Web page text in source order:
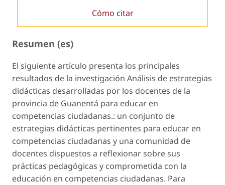
Cómo citar
Resumen (es)
El siguiente artículo presenta los principales
resultados de la investigación Análisis de estrategias
didácticas desarrolladas por los docentes de la
provincia de Guanentá para educar en
competencias ciudadanas.: un conjunto de
estrategias didácticas pertinentes para educar en
competencias ciudadanas y una comunidad de
docentes dispuestos a reflexionar sobre sus
prácticas pedagógicas y comprometida con la
educación en competencias ciudadanas. Para